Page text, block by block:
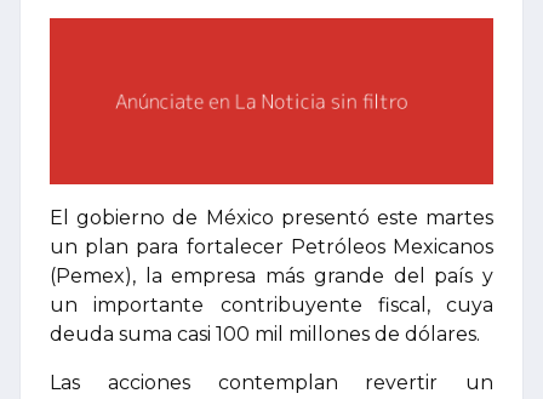
El gobierno de México presentó este martes
un plan para fortalecer Petróleos Mexicanos
(Pemex), la empresa más grande del país y
un importante contribuyente fiscal, cuya
deuda suma casi 100 mil millones de dólares.
Las acciones contemplan revertir un